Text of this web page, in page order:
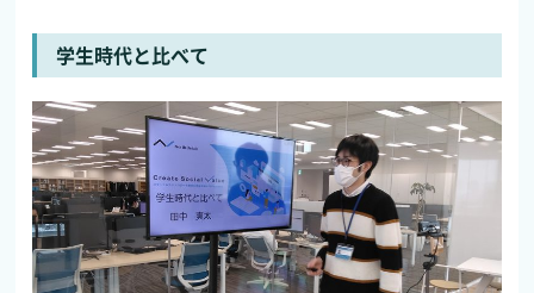
学生時代と比べて